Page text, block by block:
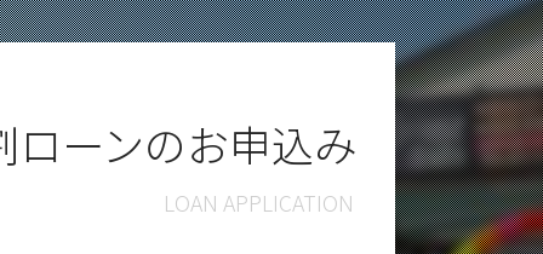
ローンのお申込み